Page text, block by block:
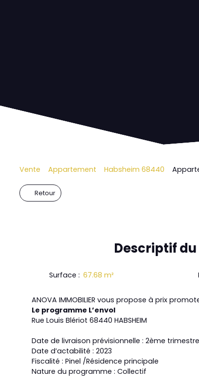
Vente Appartement Habsheim 68440
Retour
Descriptif
Surface : 67.68 m²
ANOVA IMMOBILIER vous propose à prix
Le programme L’envol
Rue Louis Blériot 68440 HABSHEIM
Date de livraison prévisionnelle : 2ème
Date d’actabilité : 2023
Fiscalité : Pinel /Résidence principale
Nature du programme : Collectif